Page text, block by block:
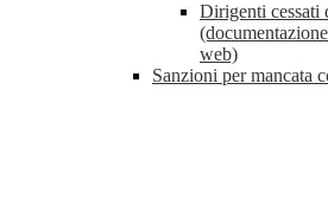
Dirigenti cessati
web)
Sanzioni per mancata